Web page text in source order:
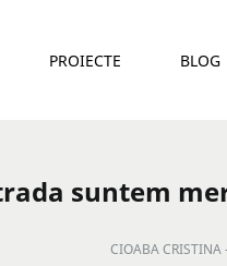
PROIECTE BLOG
suntem
CIOABA CRISTINA